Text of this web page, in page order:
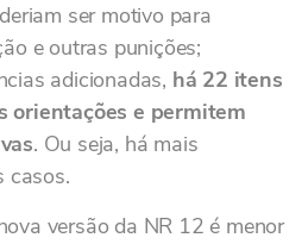
ser motivo para
e outras punições;
adicionadas, há 22 itens
orientações e permitem
. Ou seja, há mais
casos.
versão da NR 12 é menor